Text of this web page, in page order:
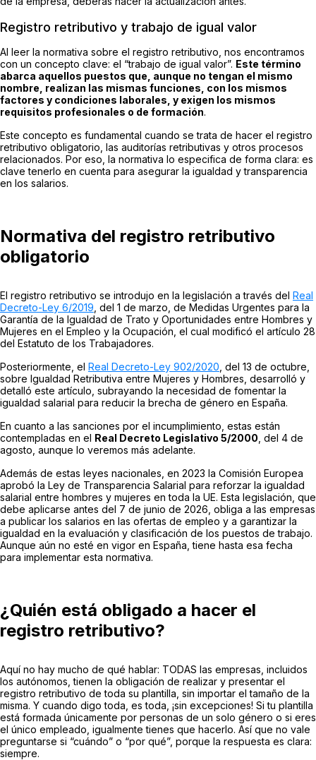
Registro retributivo y trabajo de igual valor
Al leer la normativa sobre el registro retributivo, nos encontramos
con un concepto clave: el “trabajo de igual valor”. Este término
abarca aquellos puestos que, aunque no tengan el mismo
nombre, realizan las mismas funciones, con los mismos
factores y condiciones laborales, y exigen los mismos
requisitos profesionales o de formación.
Este concepto es fundamental cuando se trata de hacer el registro
retributivo obligatorio, las auditorías retributivas y otros procesos
relacionados. Por eso, la normativa lo especifica de forma clara: es
clave tenerlo en cuenta para asegurar la igualdad y transparencia
en los salarios.
Normativa del registro retributivo
obligatorio
El registro retributivo se introdujo en la legislación a través del Real
Decreto-Ley 6/2019 , del 1 de marzo, de Medidas Urgentes para la
Garantía de la Igualdad de Trato y Oportunidades entre Hombres y
Mujeres en el Empleo y la Ocupación , el cual modificó el artículo 28
del Estatuto de los Trabajadores.
Posteriormente, el Real Decreto-Ley 902/2020 , del 13 de octubre,
sobre Igualdad Retributiva entre Mujeres y Hombres , desarrolló y
detalló este artículo, subrayando la necesidad de fomentar la
igualdad salarial para reducir la brecha de género en España.
En cuanto a las sanciones por el incumplimiento, estas están
contempladas en el Real Decreto Legislativo 5/2000 , del 4 de
agosto, aunque lo veremos más adelante.
Además de estas leyes nacionales, en 2023 la Comisión Europea
aprobó la Ley de Transparencia Salarial para reforzar la igualdad
salarial entre hombres y mujeres en toda la UE. Esta legislación, que
debe aplicarse antes del 7 de junio de 2026, obliga a las empresas
a publicar los salarios en las ofertas de empleo y a garantizar la
igualdad en la evaluación y clasificación de los puestos de trabajo.
Aunque aún no esté en vigor en España, tiene hasta esa fecha
para implementar esta normativa.
¿Quién está obligado a hacer el
registro retributivo?
Aquí no hay mucho de qué hablar: TODAS las empresas, incluidos
los autónomos, tienen la obligación de realizar y presentar el
registro retributivo de toda su plantilla, sin importar el tamaño de la
misma. Y cuando digotoda , es toda, ¡sin excepciones! Si tu plantilla
está formada únicamente por personas de un solo género o si eres
el único empleado, igualmente tienes que hacerlo. Así que no vale
preguntarse si “cuándo” o “por qué”, porque la respuesta es clara:
siempre.